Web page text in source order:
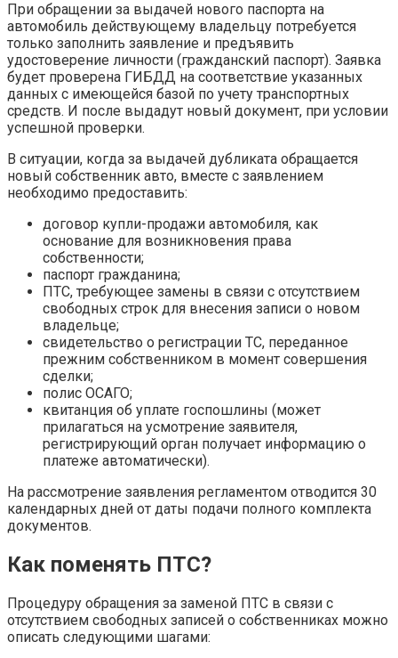
При обращении за выдачей нового паспорта на
автомобиль действующему владельцу потребуется
только заполнить заявление и предъявить
удостоверение личности (гражданский паспорт). Заявка
будет проверена ГИБДД на соответствие указанных
данных с имеющейся базой по учету транспортных
средств. И после выдадут новый документ, при условии
успешной проверки.
В ситуации, когда за выдачей дубликата обращается
новый собственник авто, вместе с заявлением
необходимо предоставить:
договор купли-продажи автомобиля, как
основание для возникновения права
собственности;
паспорт гражданина;
ПТС, требующее замены в связи с отсутствием
свободных строк для внесения записи о новом
владельце;
свидетельство о регистрации ТС, переданное
прежним собственником в момент совершения
сделки;
полис ОСАГО;
квитанция об уплате госпошлины (может
прилагаться на усмотрение заявителя,
регистрирующий орган получает информацию о
платеже автоматически).
На рассмотрение заявления регламентом отводится 30
календарных дней от даты подачи полного комплекта
документов.
Как поменять ПТС?
Процедуру обращения за заменой ПТС в связи с
отсутствием свободных записей о собственниках можно
описать следующими шагами: